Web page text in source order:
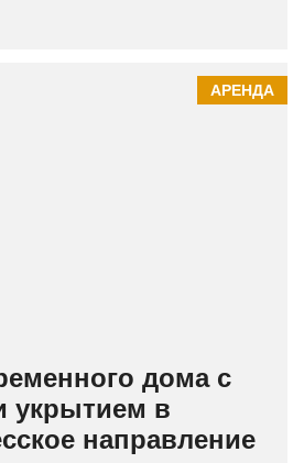
АРЕНДА
дома с
укрытием в
направление